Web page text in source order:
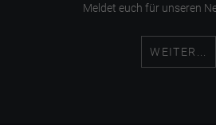
Meldet euch für unseren
WEITER...